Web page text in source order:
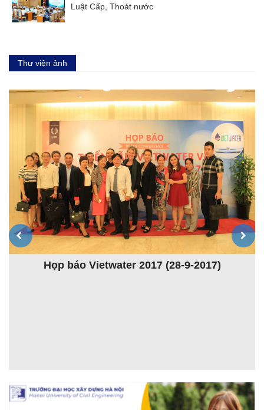
Luật Cấp, Thoát nước
Thư viện ảnh
Họp báo Vietwater 2017 (28-9-2017)